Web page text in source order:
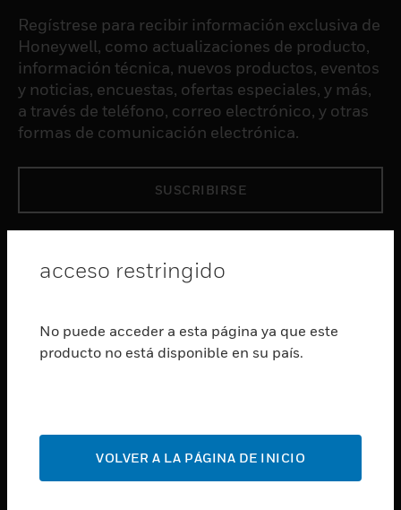
Regístrese para recibir información exclusiva de
Honeywell, como actualizaciones de producto,
información técnica, nuevos productos, eventos
y noticias, encuestas, ofertas especiales, y más,
a través de teléfono, correo electrónico, y otras
formas de comunicación electrónica.
SUSCRIBIRSE
Cambiar vista
Cambiar vista
SERVICIOS
SOPORTE
DÓNDE COMPRAR
acceso restringido
No puede acceder a esta página ya que este
producto no está disponible en su país.
VOLVER A LA PÁGINA DE INICIO